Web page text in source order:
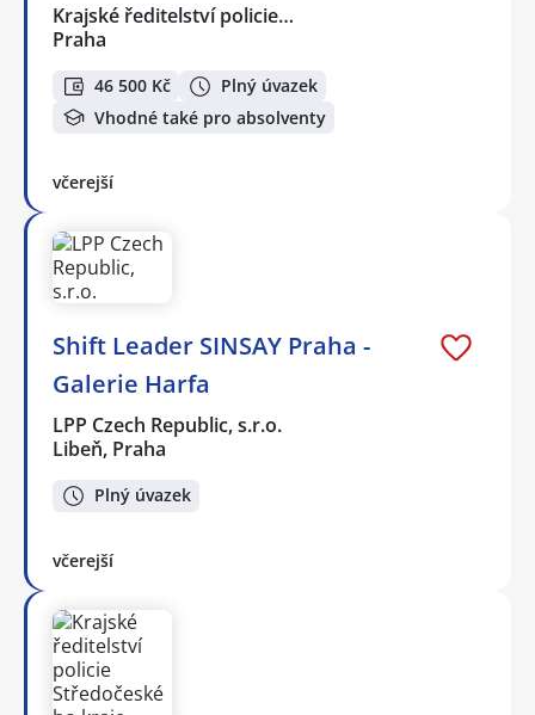
Krajské ředitelství policie…
Praha
46 500 Kč
Plný úvazek
Vhodné také pro absolventy
včerejší
Shift Leader SINSAY Praha -
Galerie Harfa
LPP Czech Republic, s.r.o.
Libeň, Praha
Plný úvazek
včerejší